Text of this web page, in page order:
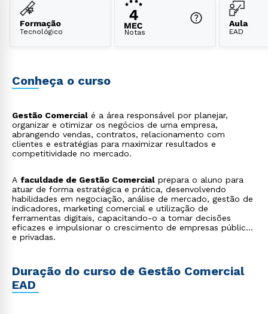
Formação
Tecnológico Notas
Aula
EAD
Conheça o curso
Gestão Comercial é a área responsável por planejar,
organizar e otimizar os negócios de uma empresa,
abrangendo vendas, contratos, relacionamento com
clientes e estratégias para maximizar resultados e
competitividade no mercado.
A faculdade de Gestão Comercial prepara o aluno para
atuar de forma estratégica e prática, desenvolvendo
habilidades em negociação, análise de mercado, gestão de
indicadores, marketing comercial e utilização de
ferramentas digitais, capacitando-o a tomar decisões
eficazes e impulsionar o crescimento de empresas públicas
e privadas.
Duração do curso de Gestão Comercial
EAD